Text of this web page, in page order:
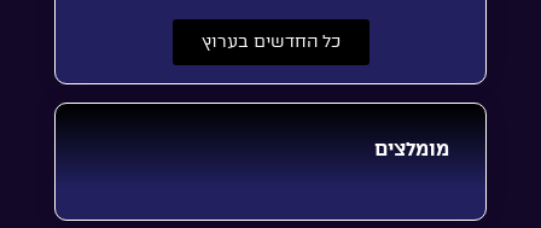
כל החדשים בערוץ
מומלצים